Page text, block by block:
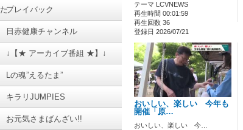
たプレイバック
日赤健康チャンネル
↓【★ アーカイブ番組 ★】↓
Lの魂”えるたま”
キラリJUMPIES
お元気さまばんざい!!
テーマ LCVNEWS
再生時間 00:01:59
再生回数 36
登録日 2026/07/21
おいしい、楽しい 今年も
開催「原…
おいしい、楽しい 今…